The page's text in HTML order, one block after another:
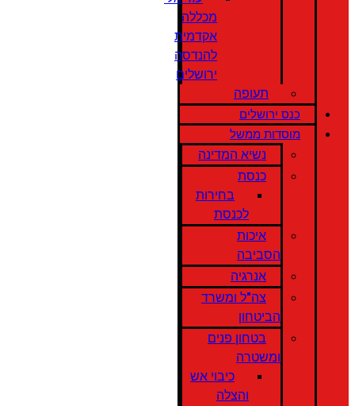
מכללה
אקדמית
להנדסה
ירושלים
תעופה
כנס ירושלים
מוסדות ממשל
נשיא המדינה
כנסת
בחירות
לכנסת
איכות
הסביבה
אנרגיה
צה"ל ומשרד
הביטחון
בטחון פנים
ומשטרה
כיבוי אש
והצלה